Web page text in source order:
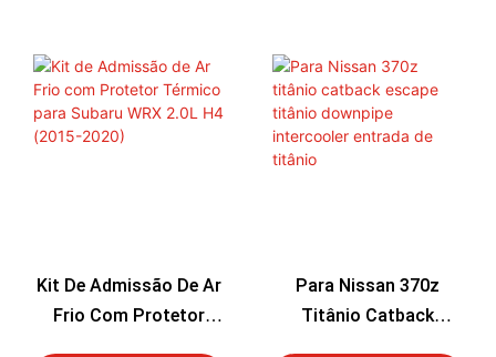
Kit De Admissão De Ar
Frio Com Protetor
Para Nissan 370z
Titânio Catback